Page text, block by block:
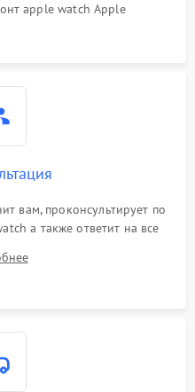
apple watch Apple
вам, проконсультирует по
а также ответит на все